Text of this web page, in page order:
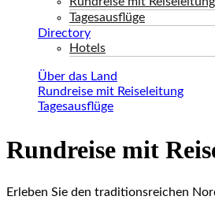
Tagesausflüge
Directory
Hotels
Über das Land
Rundreise mit Reiseleitung
Tagesausflüge
Rundreise mit
Erleben Sie den traditionsreichen